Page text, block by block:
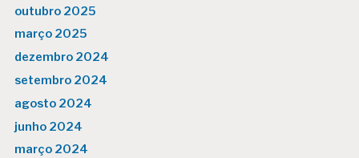
outubro 2025
março 2025
dezembro 2024
setembro 2024
agosto 2024
junho 2024
março 2024